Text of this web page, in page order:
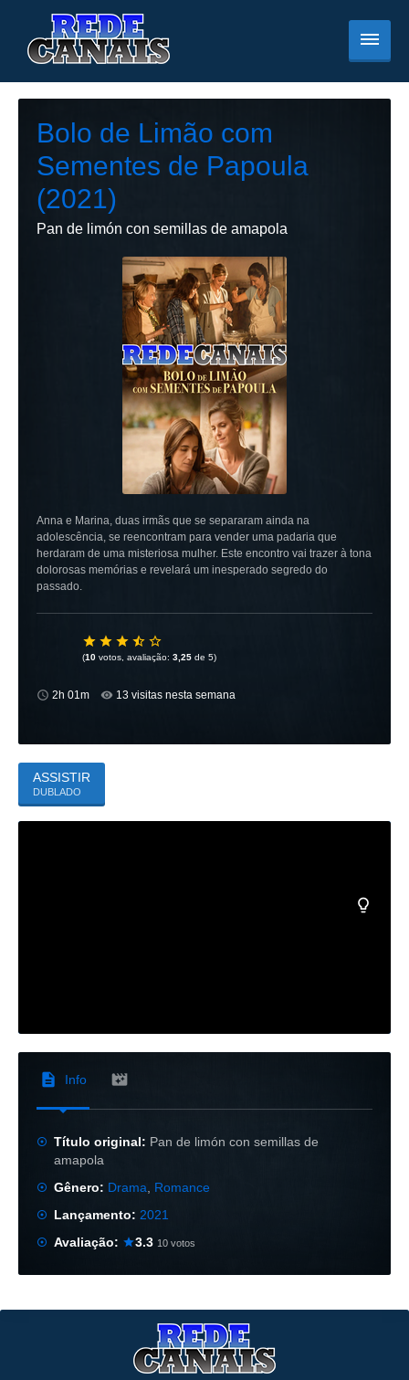
Bolo de Limão com
Sementes de Papoula
(2021)
Pan de limón con semillas de amapola
Anna e Marina, duas irmãs que se separaram ainda na
adolescência, se reencontram para vender uma padaria que
herdaram de uma misteriosa mulher. Este encontro vai trazer à tona
dolorosas memórias e revelará um inesperado segredo do
passado.
(10 votos, avaliação: 3,25 de 5)
2h 01m 13 visitas nesta semana
ASSISTIR
DUBLADO
Info
Título original: Pan de limón con semillas de
amapola
Gênero: Drama
Romance
Lançamento: 2021
Avaliação:
3.3 10 votos